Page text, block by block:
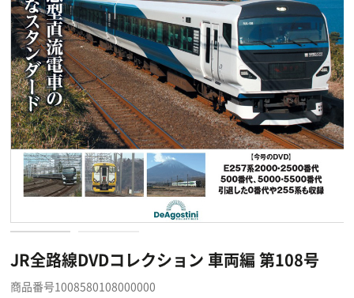
JR全路線DVDコレクション 車両編 第108号
商品番号1008580108000000